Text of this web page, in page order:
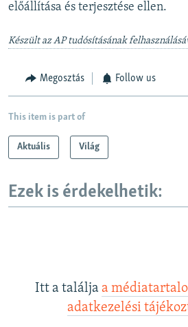
előállítása és terjesztése ellen.
Készült az AP tudósításának
Megosztás Follow us
This item is part of
Aktuális Világ
Ezek is érdekelhetik:
Itt a találja a
adatkezelési